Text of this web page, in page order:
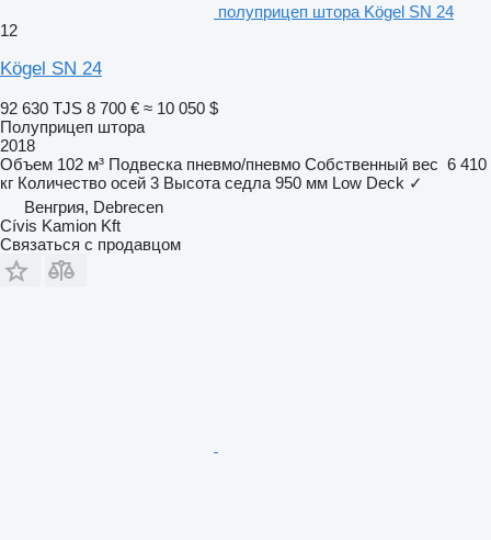
полуприцеп штора Kögel SN 24
12
Kögel SN 24
92 630 TJS 8 700 € ≈ 10 050 $
Полуприцеп штора
2018
Объем 102 м³ Подвеска пневмо/пневмо Собственный вес 6 410
кг Количество осей 3 Высота седла 950 мм Low Deck ✓
Венгрия, Debrecen
Cívis Kamion Kft
Связаться с продавцом